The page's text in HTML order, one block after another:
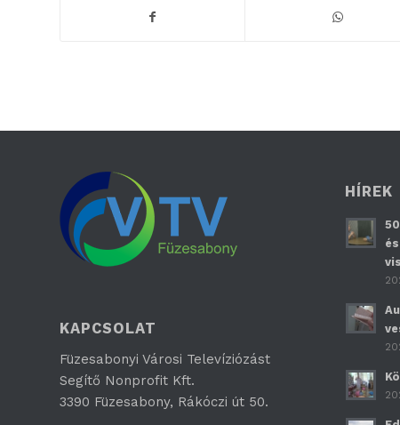
KAPCSOLAT
Füzesabonyi Városi Televíziózást
Segítő Nonprofit Kft.
3390 Füzesabony, Rákóczi út 50.
HÍREK